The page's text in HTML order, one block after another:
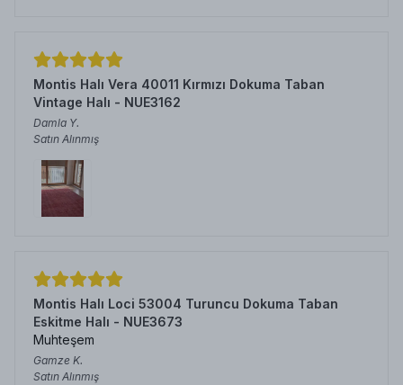
Montis Halı Vera 40011 Kırmızı Dokuma Taban
Vintage Halı - NUE3162
Damla Y.
Satın Alınmış
Montis Halı Loci 53004 Turuncu Dokuma Taban
Eskitme Halı - NUE3673
Muhteşem
Gamze K.
Satın Alınmış